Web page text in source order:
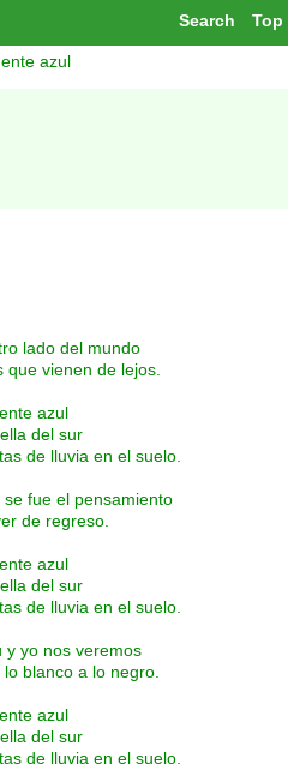
Top
Search
azul
lado del mundo
que vienen de lejos.
azul
del sur
de lluvia en el suelo.
fue el pensamiento
de regreso.
azul
del sur
de lluvia en el suelo.
y yo nos veremos
blanco a lo negro.
azul
del sur
de lluvia en el suelo.